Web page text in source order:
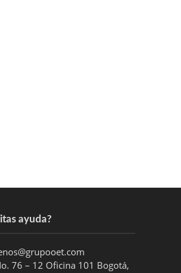
ayuda?
76 – 12 Oficina 101 Bogotá,